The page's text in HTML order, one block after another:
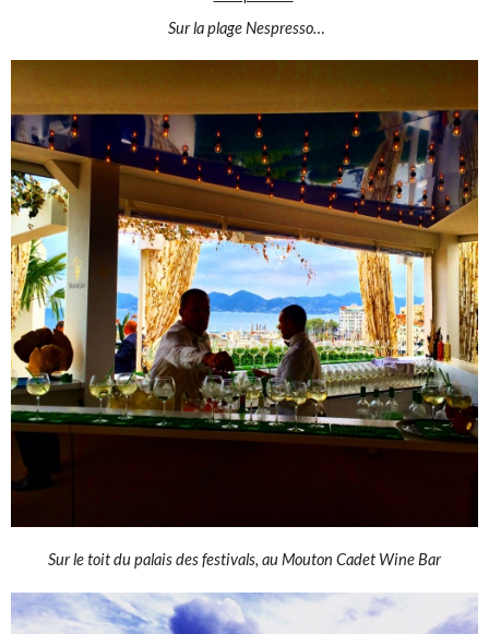
Sur la plage Nespresso…
Sur le toit du palais des festivals, au Mouton Cadet Wine Bar